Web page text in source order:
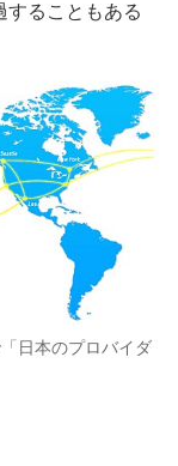
することもある
日本のプロバイダ